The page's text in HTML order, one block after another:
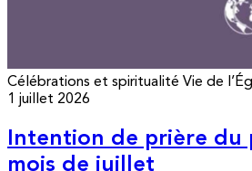
Célébrations et spiritualité Vie de
1 juillet 2026
Intention de prière du
mois de juillet